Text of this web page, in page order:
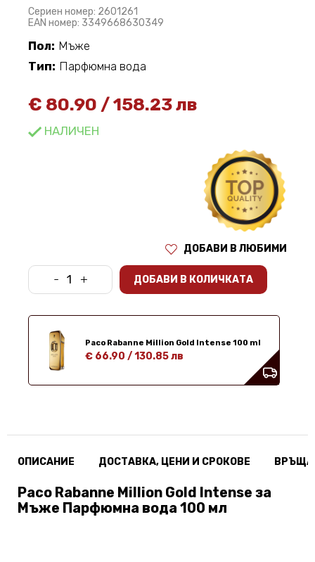
Сериен номер: 2601261
EAN номер: 3349668630349
Пол: Мъже
Тип: Парфюмна вода
€ 80.90 /158.23 лв
НАЛИЧЕН
ДОБАВИ В ЛЮБИМИ
- + ДОБАВИ В КОЛИЧКАТА
Paco Rabanne Million Gold Intense 100 ml
€ 66.90 /130.85 лв
ОПИСАНИЕ ДОСТАВКА, ЦЕНИ И СРОКОВЕ
Paco Rabanne Million Gold Intense за
Мъже Парфюмна вода 100 мл